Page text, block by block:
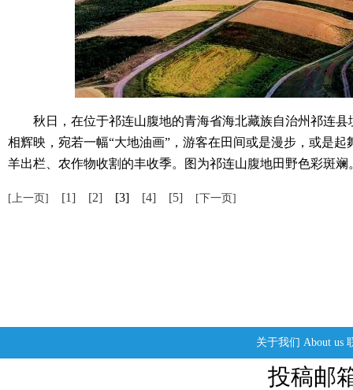
秋日，在位于祁连山腹地的青海省海北藏族自治州祁连县
相辉映，宛若一幅“大地油画”，游客在田间或是漫步，或是
羊出栏、农作物收割的丰收季。图为祁连山腹地田野色彩斑斓
[上一页] [1] [2] [3] [4] [5] [下一页]
关于我们 About us
投稿邮